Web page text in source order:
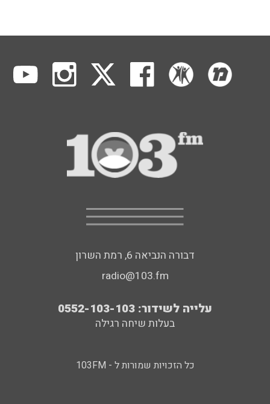
דבורה הנביאה 6, רמת השרון
radio@103.fm
עלייה לשידור: 0552-103-103
בעלות שיחה רגילה
כל הזכויות שמורות ל - 103FM